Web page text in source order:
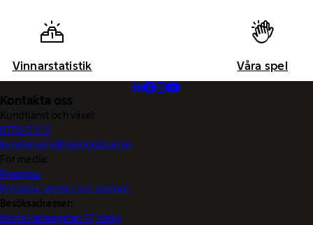
Vinnarstatistik Våra spel
Kontakta oss
Kundtjänst och växel:
0770-11 11 11
kundservice@svenskaspel.se
För media:
Pressjour
Pressjour vinster och vinnare
Besöksadresser:
Norra Hansegatan 17, Visby